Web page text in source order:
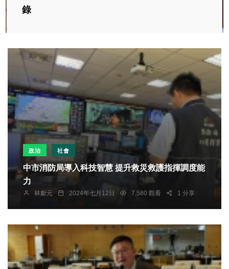
錄
政治 社會
中市消防局導入科技智慧 提升救災救護指揮調度能
力
林獻元 2024年七月12日 7,580 觀看 1 分享